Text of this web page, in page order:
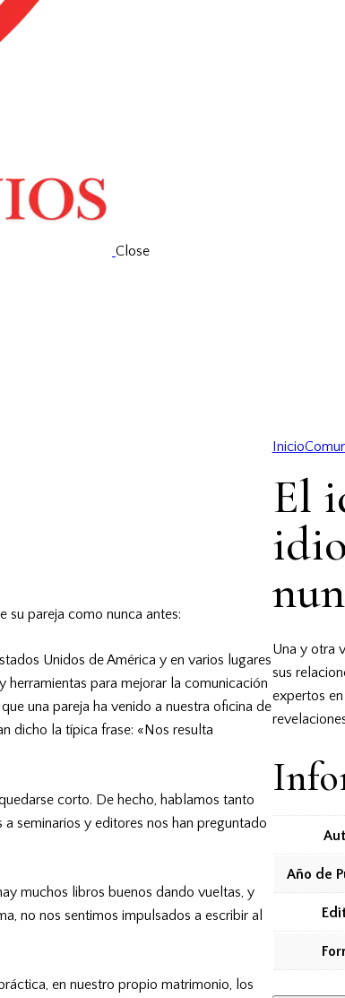
Close
Inicio
El
Una y otra
sus
expertos
Año de
su pareja como nunca antes:
Unidos de América y en varios lugares
para mejorar la comunicación
una pareja ha venido a nuestra oficina de
dicho la típica frase: «Nos resulta
corto. De hecho, hablamos tanto
seminarios y editores nos han preguntado
muchos libros buenos dando vueltas, y
no nos sentimos impulsados a escribir al
en nuestro propio matrimonio, los